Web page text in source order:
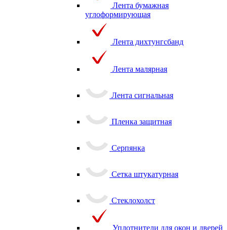
Лента бумажная
углоформирующая
Лента дихтунгсбанд
Лента малярная
Лента сигнальная
Пленка защитная
Серпянка
Сетка штукатурная
Стеклохолст
Уплотнители для окон и дверей